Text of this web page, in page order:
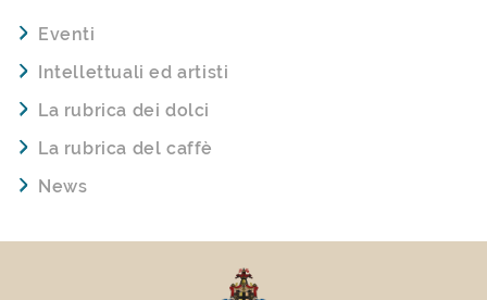
Eventi
Intellettuali ed artisti
La rubrica dei dolci
La rubrica del caffè
News